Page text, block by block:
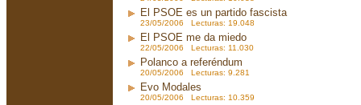
El PSOE es un partido fascista
23/05/2006 Lecturas: 19.048
El PSOE me da miedo
22/05/2006 Lecturas: 11.030
Polanco a referéndum
20/05/2006 Lecturas: 9.281
Evo Modales
20/05/2006 Lecturas: 10.359